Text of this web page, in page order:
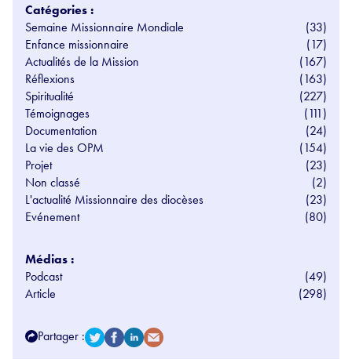
Catégories :
Semaine Missionnaire Mondiale
(33)
Enfance missionnaire
(17)
Actualités de la Mission
(167)
Réflexions
(163)
Spiritualité
(227)
Témoignages
(111)
Documentation
(24)
La vie des OPM
(154)
Projet
(23)
Non classé
(2)
L'actualité Missionnaire des diocèses
(23)
Evénement
(80)
Médias :
Podcast
(49)
Article
(298)
Partager :